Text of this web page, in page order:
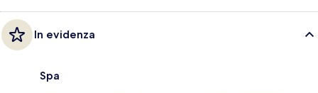
In evidenza
Spa